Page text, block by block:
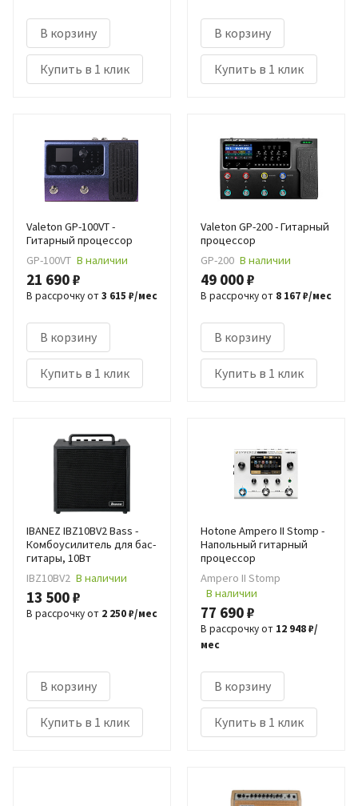
В корзину
Купить в 1 клик
В корзину
Купить в 1 клик
Valeton GP-100VT -
Гитарный процессор
GP-100VT В наличии
21 690 ₽
В рассрочку от3 615 ₽/мес
В корзину
Купить в 1 клик
Valeton GP-200 - Гитарный
процессор
GP-200 В наличии
49 000 ₽
В рассрочку от 8 167 ₽/мес
В корзину
Купить в 1 клик
IBANEZ IBZ10BV2 Bass -
Комбоусилитель для бас-
гитары, 10Вт
IBZ10BV2 В наличии
13 500 ₽
В рассрочку от 2 250 ₽/мес
В корзину
Купить в 1 клик
Hotone Ampero II Stomp -
Напольный гитарный
процессор
Ampero II Stomp
В наличии
77 690 ₽
В рассрочку от 12 948 ₽/
мес
В корзину
Купить в 1 клик